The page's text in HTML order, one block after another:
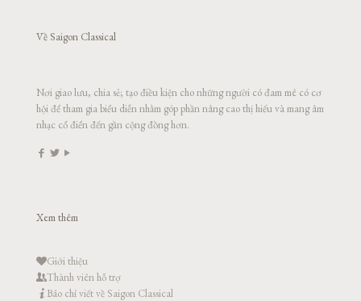
Về Saigon Classical
Nơi giao lưu, chia sẻ; tạo điều kiện cho những người có đam mê có cơ
hội để tham gia biểu diễn nhằm góp phần nâng cao thị hiếu và mang âm
nhạc cổ điển đến gần cộng đồng hơn.
Xem thêm
Giới thiệu
Thành viên hỗ trợ
Báo chí viết về Saigon Classical